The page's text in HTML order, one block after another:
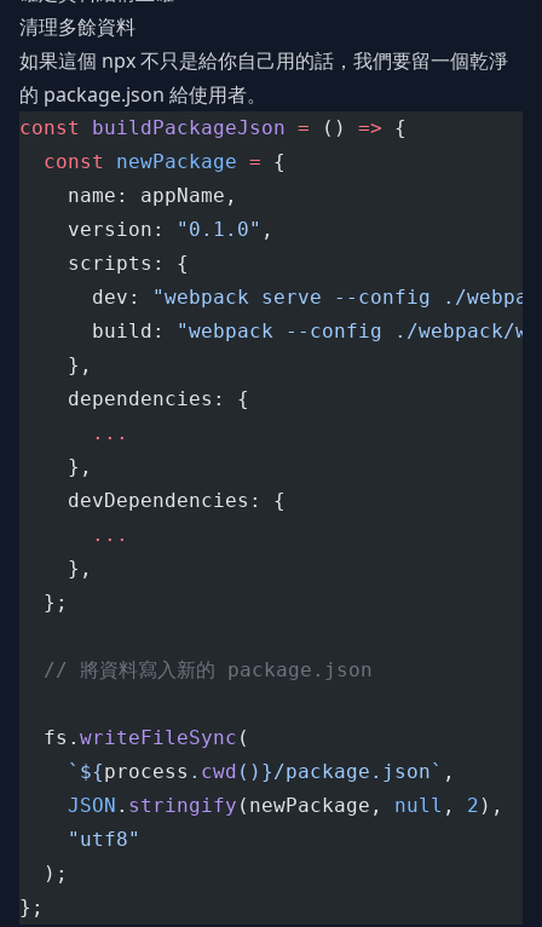
清理多餘資料
如果這個 npx 不只是給你自己用的話，我們要留一個乾淨
的 package.json 給使用者。
const buildPackageJson = () => {
const
newPackage = {
    name: appName,
    version:
"0.1.0" ,
    scripts: {
      dev:
"webpack serve --config ./
      build:
"webpack --config ./webpack/
    },
    dependencies: {
...
    },
    devDependencies: {
...
    },
  };
// 將資料寫入新的 package.json
  fs.
writeFileSync (
`${process . cwd () }/package.json` ,
JSON . stringify (newPackage, null , 2 ),
"utf8"
  );
};